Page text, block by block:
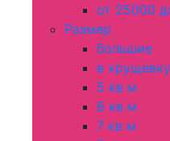
от 25000
Размер
большие
в хрущевку
5 кв м
6 кв м
7 кв м